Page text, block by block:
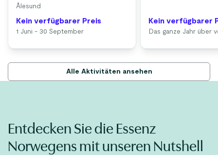
Ålesund
Kein verfügbarer Preis
1 Juni - 30 September
Kein verfügbarer
Das ganze Jahr über
Alle Aktivitäten ansehen
Entdecken Sie die Essenz
Norwegens mit unseren Nutshell